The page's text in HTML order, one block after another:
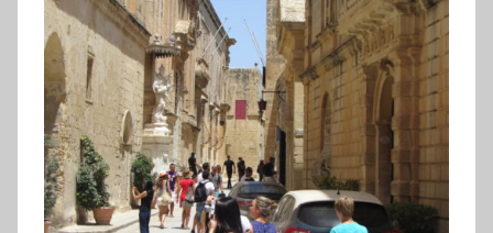
y
c
z
n
i
a
2